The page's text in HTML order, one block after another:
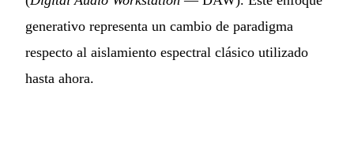
generativo representa un cambio de paradigma
respecto al aislamiento espectral clásico utilizado
hasta ahora.